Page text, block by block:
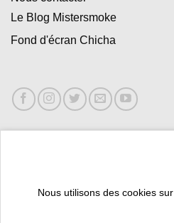
Le Blog Mistersmoke
Fond d'écran Chicha
Nous utilisons des cookies